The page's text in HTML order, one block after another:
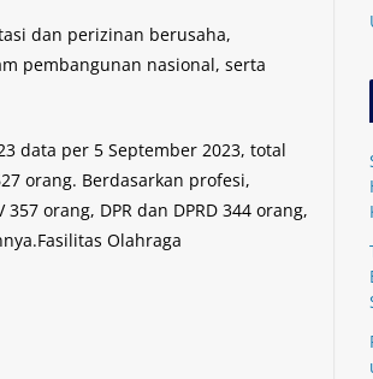
dan perizinan berusaha,
pembangunan nasional, serta
data per 5 September 2023, total
orang. Berdasarkan profesi,
orang, DPR dan DPRD 344 orang,
Olahraga